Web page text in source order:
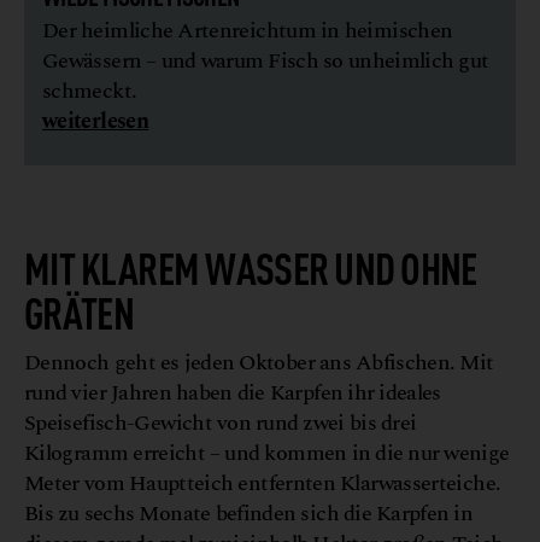
Der heimliche Artenreichtum in heimischen
Gewässern – und warum Fisch so unheimlich gut
schmeckt.
weiterlesen
MIT KLAREM WASSER UND OHNE
GRÄTEN
Dennoch geht es jeden Oktober ans Abfischen. Mit
rund vier Jahren haben die Karpfen ihr ideales
Speisefisch-Gewicht von rund zwei bis drei
Kilogramm erreicht – und kommen in die nur wenige
Meter vom Hauptteich entfernten Klarwasserteiche.
Bis zu sechs Monate befinden sich die Karpfen in